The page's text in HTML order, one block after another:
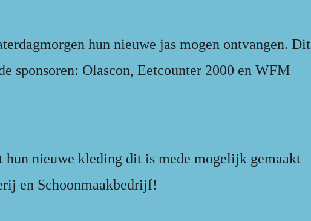
hun nieuwe jas mogen ontvangen. Dit
sponsoren: Olascon, Eetcounter 2000 en WFM
hun nieuwe kleding dit is mede mogelijk gemaakt
en Schoonmaakbedrijf!